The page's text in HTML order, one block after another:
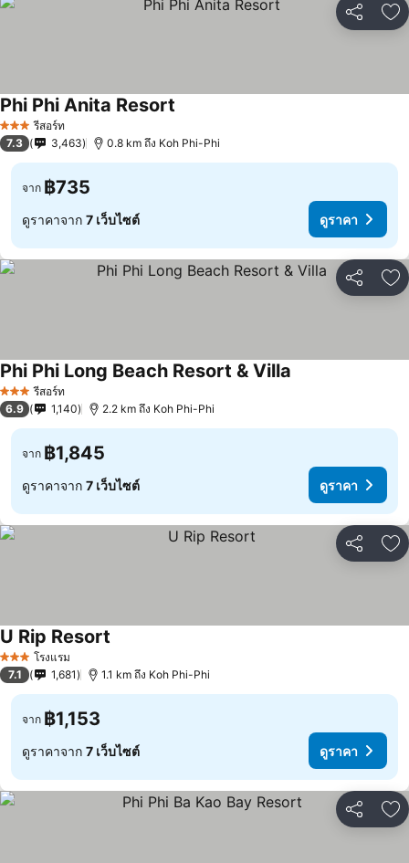
แชร์ เ
3 ดาว รีสอร์ท
Phi Phi Anita Resort
7.3 3,463 0.8 km ถึง Koh Phi-Phi
จาก ฿735
ดูราคาจาก 7 เว็บไซต์ ดูราคา
แชร์ เ
3 ดาว รีสอร์ท
Phi Phi Long Beach Resort & Villa
6.9 1,140 2.2 km ถึง Koh Phi-Phi
จาก ฿1,845
ดูราคาจาก 7 เว็บไซต์ ดูราคา
แชร์ เ
3 ดาว โรงแรม
U Rip Resort
7.1 1,681 1.1 km ถึง Koh Phi-Phi
จาก ฿1,153
ดูราคาจาก 7 เว็บไซต์ ดูราคา
แชร์ เ